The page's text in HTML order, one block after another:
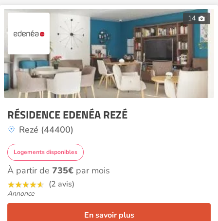
14
RÉSIDENCE EDENÉA REZÉ
Rezé (44400)
Logements disponibles
À partir de 735€ par mois
(2 avis)
Annonce
En savoir plus